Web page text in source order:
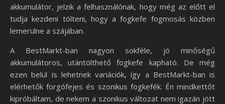
akkumulátor, jelzik a felhasználónak, hogy még az előtt el
tudja kezdeni tölteni, hogy a fogkefe fogmosás közben
lemerülne a szájában.
A BestMarkt-ban nagyon sokféle, jó minőségű
akkumulátoros, utántölthető fogkefe kapható. De még
ezen belül is lehetnek variációk, így a BestMarkt-ban is
elérhetők forgófejes és szonikus fogkefék. Én mindkettőt
kipróbáltam, de nekem a szonikus változat nem igazán jött